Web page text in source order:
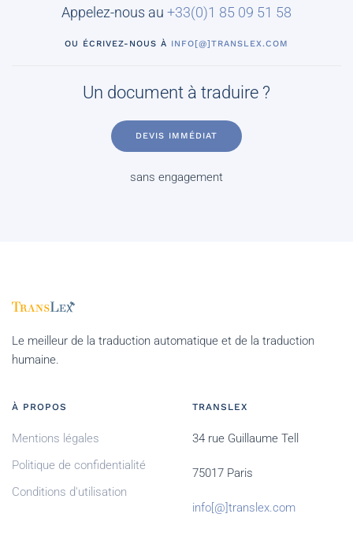
Appelez-nous au +33(0)1 85 09 51 58
OU ÉCRIVEZ-NOUS À INFO[@]TRANSLEX.COM
Un document à traduire ?
DEVIS IMMÉDIAT
sans engagement
Le meilleur de la traduction automatique et de la traduction
humaine.
À PROPOS
Mentions légales
Politique de confidentialité
Conditions d'utilisation
TRANSLEX
34 rue Guillaume Tell
75017 Paris
info[@]translex.com